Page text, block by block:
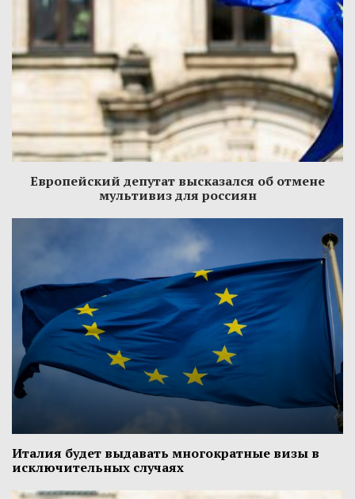
Европейский депутат высказался об отмене
мультивиз для россиян
Италия будет выдавать многократные визы в
исключительных случаях